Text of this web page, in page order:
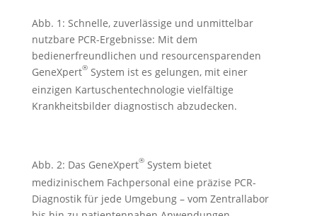
Abb. 1: Schnelle, zuverlässige und unmittelbar
nutzbare PCR-Ergebnisse: Mit dem
bedienerfreundlichen und resourcensparenden
GeneXpert®System ist es gelungen, mit einer
einzigen Kartuschentechnologie vielfältige
Krankheitsbilder diagnostisch abzudecken.
Abb. 2: Das GeneXpert®System bietet
medizinischem Fachpersonal eine präzise PCR-
Diagnostik für jede Umgebung – vom Zentrallabor